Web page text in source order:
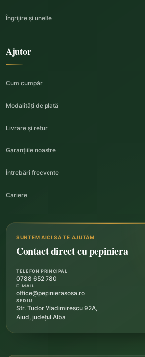
Îngrijire și unelte
Ajutor
Cum cumpăr
Modalități de plată
Livrare și retur
Garanțiile noastre
Întrebări frecvente
Cariere
SUNTEM AICI SĂ TE AJUTĂM
Contact direct cu pepiniera
TELEFON PRINCIPAL
0788 652 780
E-MAIL
office@pepinierasosa.ro
SEDIU
Str. Tudor Vladimirescu 92A,
Aiud, județul Alba